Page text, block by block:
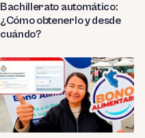
Bachillerato automático:
¿Cómo obtenerlo y desde
cuándo?